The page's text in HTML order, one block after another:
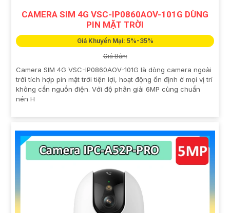
CAMERA SIM 4G VSC-IP0860AOV-101G DÙNG
PIN MẶT TRỜI
Giá Khuyến Mại: 5%-35%
Giá Bán:
Camera SIM 4G VSC-IP0860AOV-101G là dòng camera ngoài
trời tích hợp pin mặt trời tiện lợi, hoạt động ổn định ở mọi vị trí
không cần nguồn điện. Với độ phân giải 6MP cùng chuẩn
nén H